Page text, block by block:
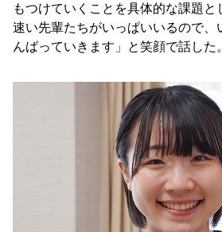
もつけていくことを具体的な課題と
速い先輩たちがいっぱいいるので、
んばっていきます」と笑顔で話した。